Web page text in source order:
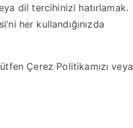
dil tercihinizi hatırlamak.
her kullandığınızda
Çerez Politikamızı veya